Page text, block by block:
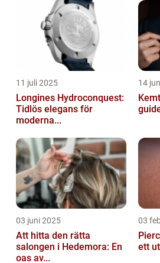
11 juli 2025
Longines Hydroconquest:
Tidlös elegans för
moderna...
14
03 juni 2025
Att hitta den rätta
salongen i Hedemora: En
oas av...
03
ett